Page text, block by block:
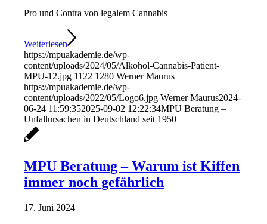
Pro und Contra von legalem Cannabis
Weiterlesen
https://mpuakademie.de/wp-
content/uploads/2024/05/Alkohol-Cannabis-Patient-
MPU-12.jpg 1122 1280 Werner Maurus
https://mpuakademie.de/wp-
content/uploads/2022/05/Logo6.jpg Werner Maurus2024-
06-24 11:59:352025-09-02 12:22:34MPU Beratung –
Unfallursachen in Deutschland seit 1950
MPU Beratung – Warum ist Kiffen
immer noch gefährlich
17. Juni 2024